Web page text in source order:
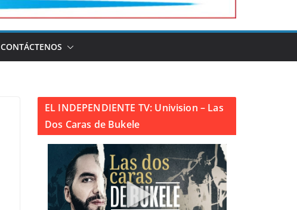
CONTÁCTENOS
EL INDEPENDIENTE TV: Univision – Las
Dos Caras de Bukele